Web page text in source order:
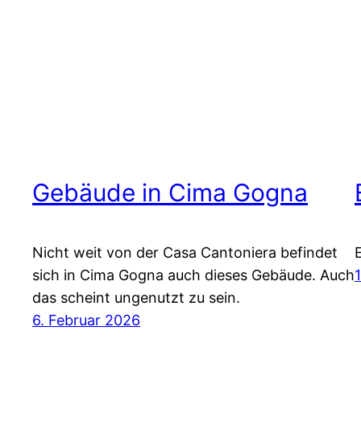
Gebäude in Cima Gogna
Nicht weit von der Casa Cantoniera befindet
sich in Cima Gogna auch dieses Gebäude. Auch
das scheint ungenutzt zu sein.
6. Februar 2026